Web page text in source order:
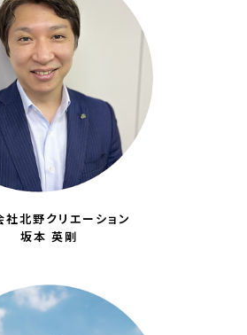
社北野クリエーション
坂本 英剛